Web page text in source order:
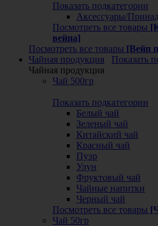
Показать подкатегории
Аксессуары/
Посмотреть все товары
вейпа]
Посмотреть все товары [Вейп
Чайная продукция
Показать
Чайная продукция
Чай 500гр
Показать подкатегории
Белый чай
Зеленый чай
Китайский чай
Красный чай
Пуэр
Улун
Фруктовый чай
Чайные напитки
Черный чай
Посмотреть все товары
Чай 50гр